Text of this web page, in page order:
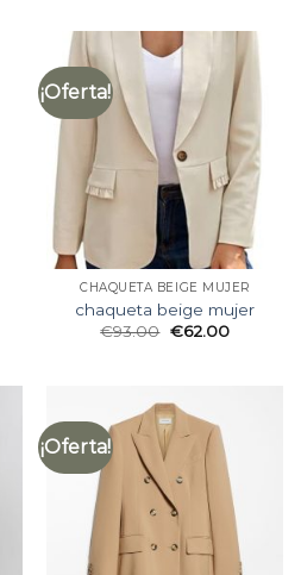
¡Oferta!
CHAQUETA BEIGE MUJER
chaqueta beige mujer
€93.00 €62.00
¡Oferta!